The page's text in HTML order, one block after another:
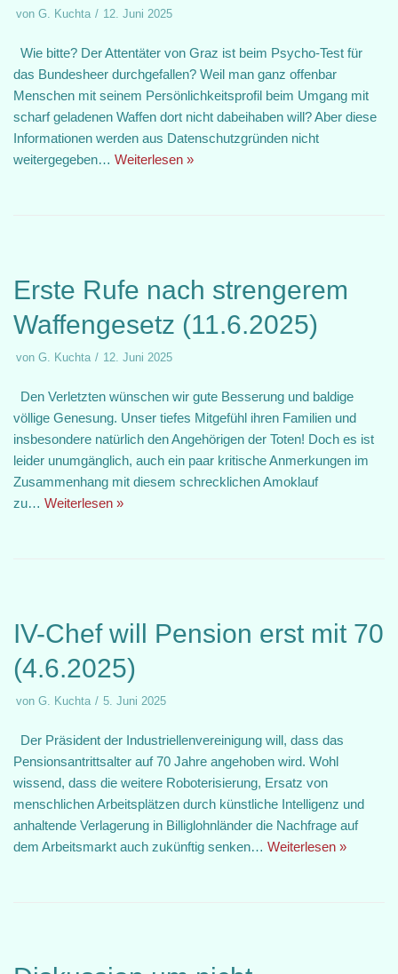
von G. Kuchta 12. Juni 2025
Wie bitte? Der Attentäter von Graz ist beim Psycho-Test für
das Bundesheer durchgefallen? Weil man ganz offenbar
Menschen mit seinem Persönlichkeitsprofil beim Umgang mit
scharf geladenen Waffen dort nicht dabeihaben will? Aber diese
Informationen werden aus Datenschutzgründen nicht
weitergegeben… Weiterlesen »
Erste Rufe nach strengerem
Waffengesetz (11.6.2025)
von G. Kuchta 12. Juni 2025
Den Verletzten wünschen wir gute Besserung und baldige
völlige Genesung. Unser tiefes Mitgefühl ihren Familien und
insbesondere natürlich den Angehörigen der Toten! Doch es ist
leider unumgänglich, auch ein paar kritische Anmerkungen im
Zusammenhang mit diesem schrecklichen Amoklauf
zu… Weiterlesen »
IV-Chef will Pension erst mit 70
(4.6.2025)
von G. Kuchta 5. Juni 2025
Der Präsident der Industriellenvereinigung will, dass das
Pensionsantrittsalter auf 70 Jahre angehoben wird. Wohl
wissend, dass die weitere Roboterisierung, Ersatz von
menschlichen Arbeitsplätzen durch künstliche Intelligenz und
anhaltende Verlagerung in Billiglohnländer die Nachfrage auf
dem Arbeitsmarkt auch zukünftig senken… Weiterlesen »